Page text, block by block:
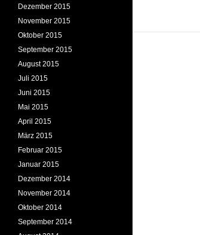
Dezember 2015
November 2015
Oktober 2015
September 2015
August 2015
Juli 2015
Juni 2015
Mai 2015
April 2015
März 2015
Februar 2015
Januar 2015
Dezember 2014
November 2014
Oktober 2014
September 2014